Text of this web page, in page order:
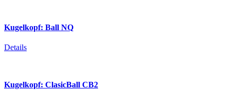
Kugelkopf: Ball NQ
Details
Kugelkopf: ClasicBall CB2